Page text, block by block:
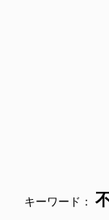
キーワード：